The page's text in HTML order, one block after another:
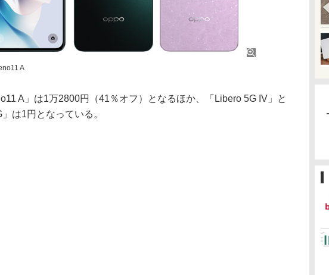
A
A」は1万2800円（41％オフ）となるほか、「Libero 5G IV」と
」は1円となっている。